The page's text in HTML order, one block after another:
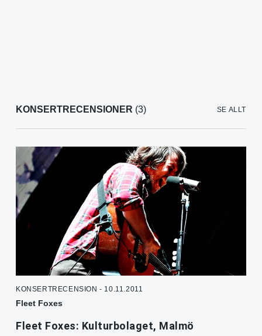
KONSERTRECENSIONER (3) SE ALLT
KONSERTRECENSION - 10.11.2011
Fleet Foxes
Fleet Foxes: Kulturbolaget, Malmö